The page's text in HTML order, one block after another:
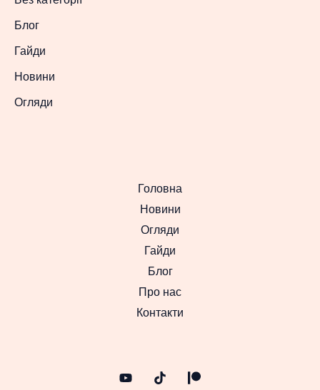
Блог
Гайди
Новини
Огляди
Головна
Новини
Огляди
Гайди
Блог
Про нас
Контакти